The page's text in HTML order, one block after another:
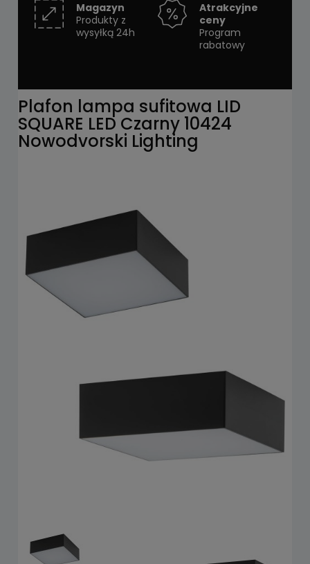
Magazyn
Produkty z
wysyłką 24h
Atrakcyjne
ceny
Program
rabatowy
Plafon lampa sufitowa LID
SQUARE LED Czarny 10424
Nowodvorski Lighting